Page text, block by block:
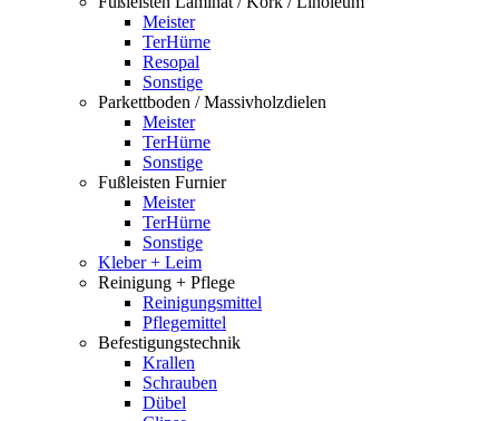
Meister
TerHürne
Resopal
Sonstige
Parkettboden / Massivholzdielen
Meister
TerHürne
Sonstige
Fußleisten Furnier
Meister
TerHürne
Sonstige
Kleber + Leim
Reinigung + Pflege
Reinigungsmittel
Pflegemittel
Befestigungstechnik
Krallen
Schrauben
Dübel